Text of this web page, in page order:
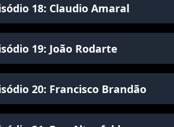
18: Claudio Amaral
19: João Rodarte
20: Francisco Brandão